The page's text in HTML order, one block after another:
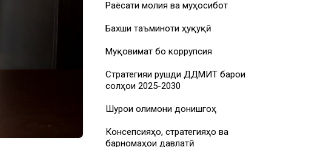
Раёсати молия ва муҳосибот
Бахши таъминоти ҳуқуқӣ
Муқовимат бо коррупсия
Стратегияи рушди ДДМИТ барои
солҳои 2025-2030
Шурои олимони донишгоҳ
Консепсияҳо, стратегияҳо ва
барномаҳои давлатӣ